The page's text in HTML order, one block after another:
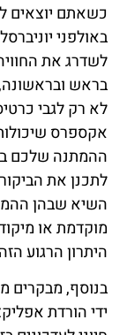
כשאתם יוצאים
באולפני
לשדרג את
בראש
לא רק לגבי
אקספרס
ההמתנה שלכם
לתכנן את
השיא שבהן
מוקדמת או
היתרון הרגוע
בנוסף, מבקרים
ידי הורדת